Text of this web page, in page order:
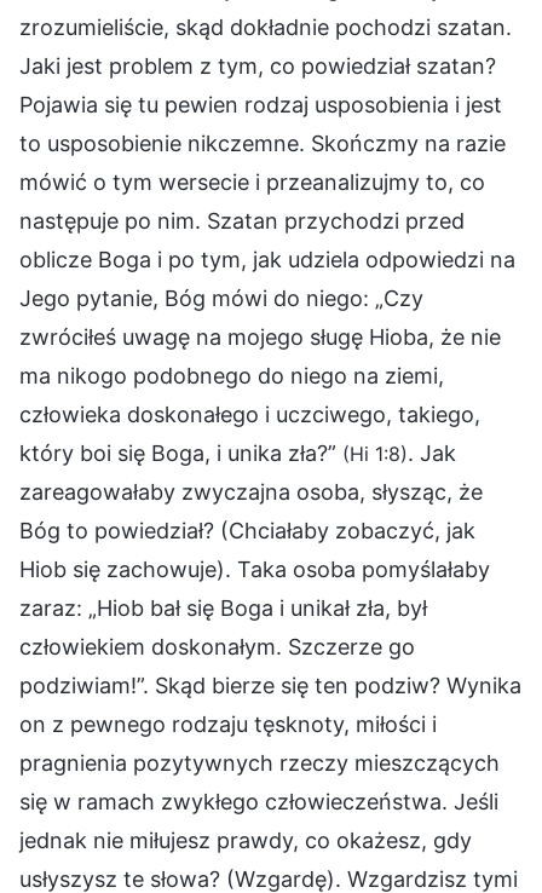
zrozumieliście, skąd dokładnie pochodzi szatan.
Jaki jest problem z tym, co powiedział szatan?
Pojawia się tu pewien rodzaj usposobienia i jest
to usposobienie nikczemne. Skończmy na razie
mówić o tym wersecie i przeanalizujmy to, co
następuje po nim. Szatan przychodzi przed
oblicze Boga i po tym, jak udziela odpowiedzi na
Jego pytanie, Bóg mówi do niego: „Czy
zwróciłeś uwagę na mojego sługę Hioba, że nie
ma nikogo podobnego do niego na ziemi,
człowieka doskonałego i uczciwego, takiego,
który boi się Boga, i unika zła?” (Hi 1:8). Jak
zareagowałaby zwyczajna osoba, słysząc, że
Bóg to powiedział? (Chciałaby zobaczyć, jak
Hiob się zachowuje). Taka osoba pomyślałaby
zaraz: „Hiob bał się Boga i unikał zła, był
człowiekiem doskonałym. Szczerze go
podziwiam!”. Skąd bierze się ten podziw? Wynika
on z pewnego rodzaju tęsknoty, miłości i
pragnienia pozytywnych rzeczy mieszczących
się w ramach zwykłego człowieczeństwa. Jeśli
jednak nie miłujesz prawdy, co okażesz, gdy
usłyszysz te słowa? (Wzgardę). Wzgardzisz tymi